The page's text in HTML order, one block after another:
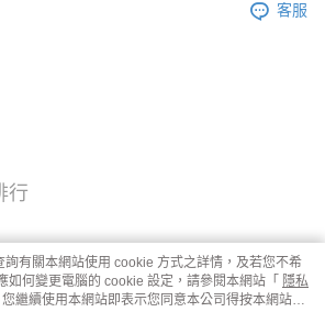
客服
行
有關本網站使用 cookie 方式之詳情，及若您不希
如何變更電腦的 cookie 設定，請參閱本網站「 隱私
繼續使用本網站即表示您同意本公司得按本網站使
。